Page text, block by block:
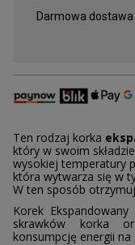
Korek
Darmowa
Ten rodzaj korka
który w swoim
wysokiej temperatury
która wytwarza się w
W ten sposób
Korek
skrawków korka
konsumpcję energii na